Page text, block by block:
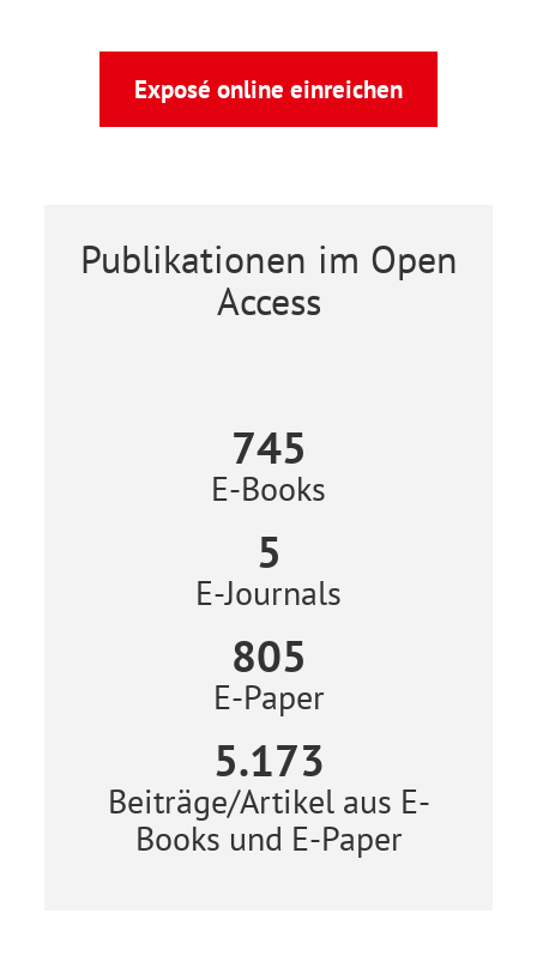
Exposé online einreichen
Publikationen im Open
Access
745
E-Books
5
E-Journals
805
E-Paper
5.173
Beiträge/Artikel aus E-
Books und E-Paper